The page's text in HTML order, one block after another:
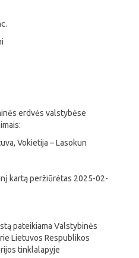
erdvės valstybėse
Vokietija – Lasokun
kartą peržiūrėtas 2025-02-
pateikiama Valstybinės
Lietuvos Respublikos
tinklalapyje